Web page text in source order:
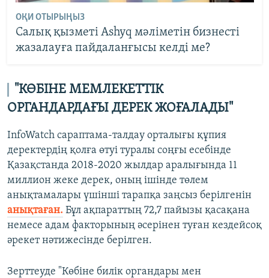
ОҚИ ОТЫРЫҢЫЗ
Салық қызметі Ashyq мәліметін бизнесті
жазалауға пайдаланғысы келді ме?
"КӨБІНЕ МЕМЛЕКЕТТІК
ОРГАНДАРДАҒЫ ДЕРЕК ЖОҒАЛАДЫ"
InfoWatch сараптама-талдау орталығы құпия
деректердің қолға өтуі туралы соңғы есебінде
Қазақстанда 2018-2020 жылдар аралығында 11
миллион жеке дерек, оның ішінде төлем
анықтамалары үшінші тарапқа заңсыз берілгенін
анықтаған. Бұл ақпараттың 72,7 пайызы қасақана
немесе адам факторының әсерінен туған кездейсоқ
әрекет нәтижесінде берілген.
Зерттеуде "Көбіне билік органдары мен